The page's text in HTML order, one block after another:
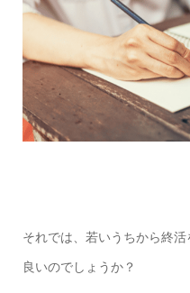
それでは、若いうちから終
良いのでしょうか？